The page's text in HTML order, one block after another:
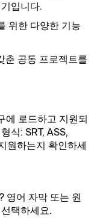
입니다.
위한 다양한 기능
춘 공동 프로젝트를
에 로드하고 지원되
식: SRT, ASS,
원하는지 확인하세
영어 자막 또는 원
택하세요.